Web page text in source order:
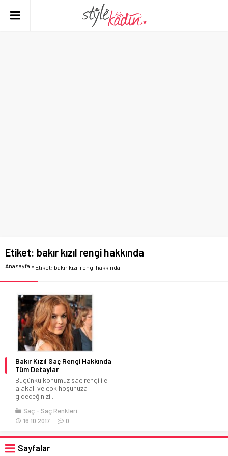
Etiket: bakır kızıl rengi hakkında
Anasayfa » Etiket: bakır kızıl rengi hakkında
Bakır Kızıl Saç Rengi Hakkında
Tüm Detaylar
Bugünkü konumuz saç rengi ile
alakalı ve çok hoşunuza
gideceğinizi...
Saç
Saç Renkleri
16.10.2017
0
Sayfalar